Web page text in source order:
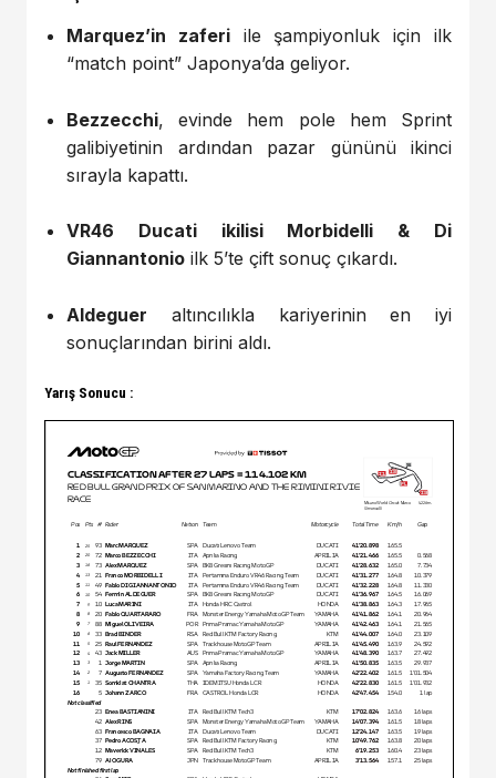
Marquez’in zaferiile şampiyonluk için ilk
“match point” Japonya’da geliyor.
Bezzecchi, evinde hem pole hem Sprint
galibiyetinin ardından pazar gününü ikinci
sırayla kapattı.
VR46 Ducati ikilisi Morbidelli & Di
Giannantonio ilk 5’te çift sonuç çıkardı.
Aldeguer altıncılıkla kariyerinin en iyi
sonuçlarından birini aldı.
Yarış Sonucu :